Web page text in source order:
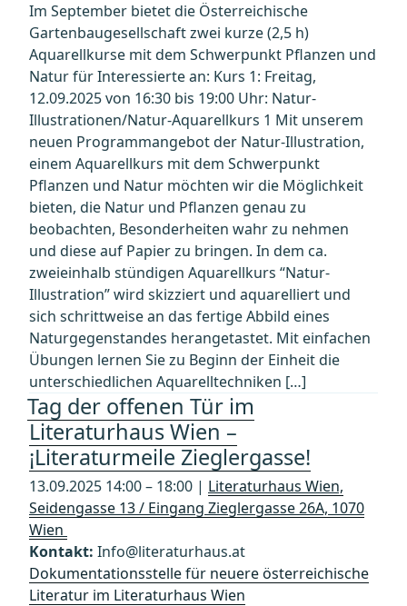
Im September bietet die Österreichische
Gartenbaugesellschaft zwei kurze (2,5 h)
Aquarellkurse mit dem Schwerpunkt Pflanzen und
Natur für Interessierte an: Kurs 1: Freitag,
12.09.2025 von 16:30 bis 19:00 Uhr: Natur-
Illustrationen/Natur-Aquarellkurs 1 Mit unserem
neuen Programmangebot der Natur-Illustration,
einem Aquarellkurs mit dem Schwerpunkt
Pflanzen und Natur möchten wir die Möglichkeit
bieten, die Natur und Pflanzen genau zu
beobachten, Besonderheiten wahr zu nehmen
und diese auf Papier zu bringen. In dem ca.
zweieinhalb stündigen Aquarellkurs “Natur-
Illustration” wird skizziert und aquarelliert und
sich schrittweise an das fertige Abbild eines
Naturgegenstandes herangetastet. Mit einfachen
Übungen lernen Sie zu Beginn der Einheit die
unterschiedlichen Aquarelltechniken […]
Tag der offenen Tür im
Literaturhaus Wien –
¡Literaturmeile Zieglergasse!
13.09.2025 14:00 – 18:00 | Literaturhaus Wien,
Seidengasse 13 / Eingang Zieglergasse 26A, 1070
Wien
Kontakt: Info@literaturhaus.at
Dokumentationsstelle für neuere österreichische
Literatur im Literaturhaus Wien